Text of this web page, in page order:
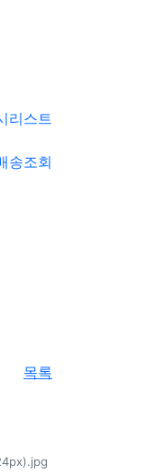
리스트
송조회
목록